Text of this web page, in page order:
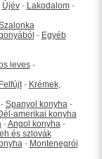
Újév- Lakodalom-
- Egyéb
leves-
Felfújt- Krémek,
Spanyol konyha-
amerikai konyha
-Angol konyha-
és szlovák
- Montenegrói